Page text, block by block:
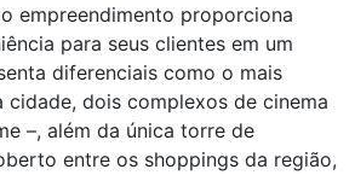
empreendimento proporciona
para seus clientes em um
diferenciais como o mais
dois complexos de cinema
–, além da única torre de
entre os shoppings da região,